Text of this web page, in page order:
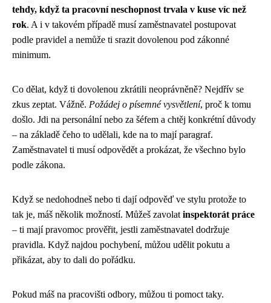
tehdy, když ta pracovní neschopnost trvala v kuse víc než
rok. A i v takovém případě musí zaměstnavatel postupovat
podle pravidel a nemůže ti srazit dovolenou pod zákonné
minimum.
Co dělat, když ti dovolenou zkrátili neoprávněně? Nejdřív se
zkus zeptat. Vážně. Požádej o písemné vysvětlení, proč k tomu
došlo. Jdi na personální nebo za šéfem a chtěj konkrétní důvody
– na základě čeho to udělali, kde na to mají paragraf.
Zaměstnavatel ti musí odpovědět a prokázat, že všechno bylo
podle zákona.
Když se nedohodneš nebo ti dají odpověď ve stylu protože to
tak je, máš několik možností. Můžeš zavolat inspektorát práce
– ti mají pravomoc prověřit, jestli zaměstnavatel dodržuje
pravidla. Když najdou pochybení, můžou udělit pokutu a
přikázat, aby to dali do pořádku.
Pokud máš na pracovišti odbory, můžou ti pomoct taky.